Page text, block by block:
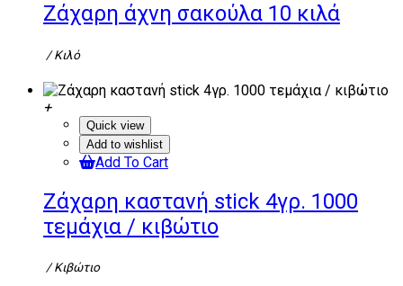
Ζάχαρη άχνη σακούλα 10 κιλά
/ Κιλό
Quick view
Add to wishlist
Add To Cart
Ζάχαρη καστανή stick 4γρ. 1000
τεμάχια / κιβώτιο
/ Κιβώτιο